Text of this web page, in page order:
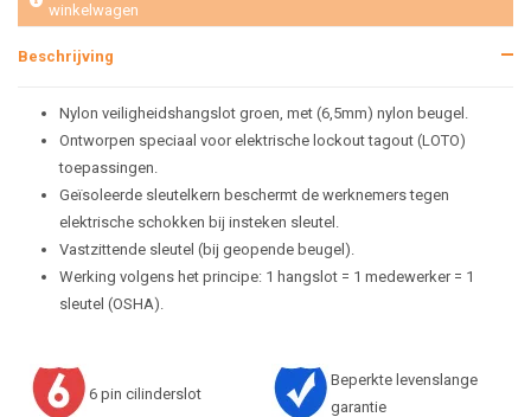
winkelwagen
Beschrijving
Nylon veiligheidshangslot groen, met (6,5mm) nylon beugel.
Ontworpen speciaal voor elektrische lockout tagout (LOTO)
toepassingen.
Geïsoleerde sleutelkern beschermt de werknemers tegen
elektrische schokken bij insteken sleutel.
Vastzittende sleutel (bij geopende beugel).
Werking volgens het principe: 1 hangslot = 1 medewerker = 1
sleutel (OSHA).
6 pin cilinderslot
Beperkte levenslange
garantie